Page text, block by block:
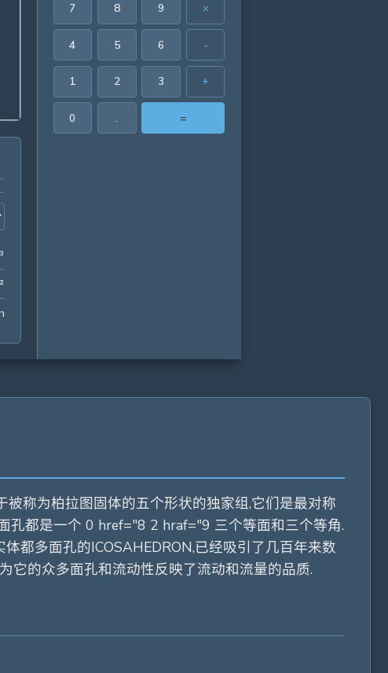
424.352448 in²
7 in
7 8 9 ×
4 5 6 -
1 2 3 +
0 . =
称为柏拉图固体的五个形状的独家组,它们是最对称
孔都是一个 0 href="8 2 hraf="9 三个等面和三个等角.
都多面孔的ICOSAHEDRON,已经吸引了几百年来数
它的众多面孔和流动性反映了流动和流量的品质.